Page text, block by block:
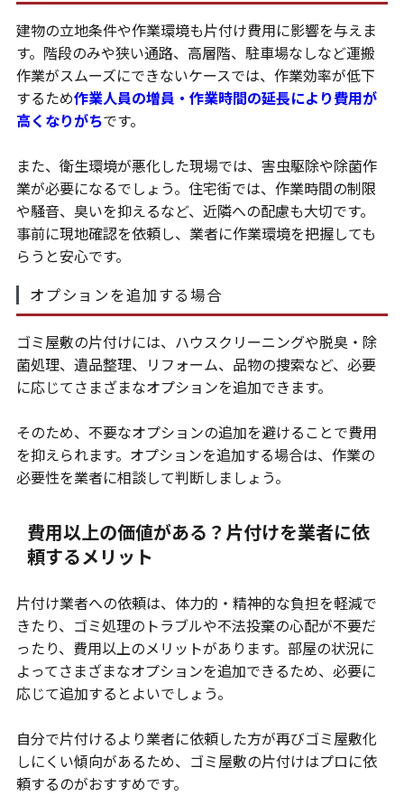
建物の立地条件や作業環境も片付け費用に影響を与えま
す。階段のみや狭い通路、高層階、駐車場なしなど運搬
作業がスムーズにできないケースでは、作業効率が低下
するため作業人員の増員・作業時間の延長により費用が
高くなりがちです。
また、衛生環境が悪化した現場では、害虫駆除や除菌作
業が必要になるでしょう。住宅街では、作業時間の制限
や騒音、臭いを抑えるなど、近隣への配慮も大切です。
事前に現地確認を依頼し、業者に作業環境を把握しても
らうと安心です。
オプションを追加する場合
ゴミ屋敷の片付けには、ハウスクリーニングや脱臭・除
菌処理、遺品整理、リフォーム、品物の捜索など、必要
に応じてさまざまなオプションを追加できます。
そのため、不要なオプションの追加を避けることで費用
を抑えられます。オプションを追加する場合は、作業の
必要性を業者に相談して判断しましょう。
費用以上の価値がある？片付けを業者に依
頼するメリット
片付け業者への依頼は、体力的・精神的な負担を軽減で
きたり、ゴミ処理のトラブルや不法投棄の心配が不要だ
ったり、費用以上のメリットがあります。部屋の状況に
よってさまざまなオプションを追加できるため、必要に
応じて追加するとよいでしょう。
自分で片付けるより業者に依頼した方が再びゴミ屋敷化
しにくい傾向があるため、ゴミ屋敷の片付けはプロに依
頼するのがおすすめです。